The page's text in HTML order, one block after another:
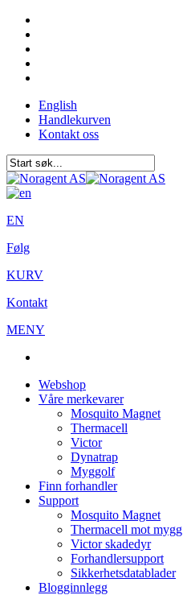
English
Handlekurven
Kontakt oss
EN
Følg
KURV
Kontakt
MENY
Webshop
Våre merkevarer
Mosquito Magnet
Thermacell
Victor
Dynatrap
Myggolf
Finn forhandler
Support
Mosquito Magnet
Thermacell mot mygg
Victor skadedyr
Forhandlersupport
Sikkerhetsdatablader
Blogginnlegg